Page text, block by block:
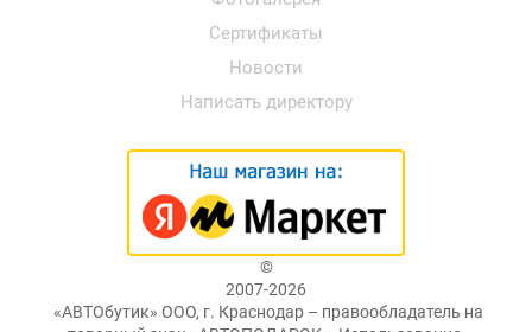
Сертификаты
Новости
Написать директору
©
2007-2026
«АВТОбутик» ООО, г. Краснодар – правообладатель на